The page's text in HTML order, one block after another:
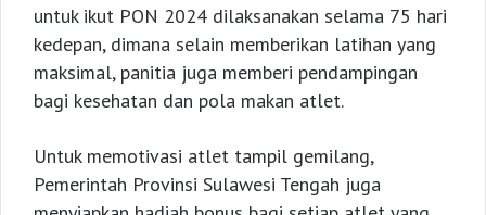
untuk ikut PON 2024 dilaksanakan selama 75 hari
kedepan, dimana selain memberikan latihan yang
maksimal, panitia juga memberi pendampingan
bagi kesehatan dan pola makan atlet.
Untuk memotivasi atlet tampil gemilang,
Pemerintah Provinsi Sulawesi Tengah juga